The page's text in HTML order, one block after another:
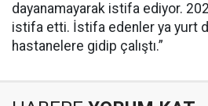
dayanamayarak istifa ediyor.
istifa etti. İstifa edenler ya yurt
hastanelere gidip çalıştı.”